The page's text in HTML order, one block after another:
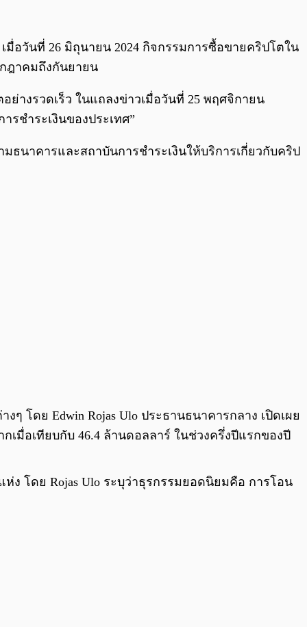
0:00
มื่อวันที่ 26 มิถุนายน 2024 กิจกรรมการซื้อขายคริปโตใน
ฎาคมถึงกันยายน
ย่างรวดเร็ว ในแถลงข่าวเมื่อวันที่ 25 พฤศจิกายน
รชำระเงินของประเทศ”
นาคารและสถาบันการชำระเงินให้บริการเกี่ยวกับคริป
โดย Edwin Rojas Ulo ประธานธนาคารกลาง เปิดเผย
มื่อเทียบกับ 46.4 ล้านดอลลาร์ ในช่วงครึ่งปีแรกของปี
ง โดย Rojas Ulo ระบุว่าธุรกรรมยอดนิยมคือ การโอน